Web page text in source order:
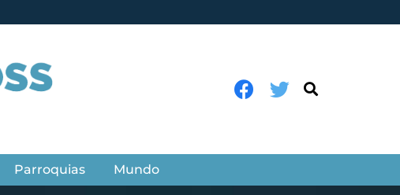
Parroquias Mundo